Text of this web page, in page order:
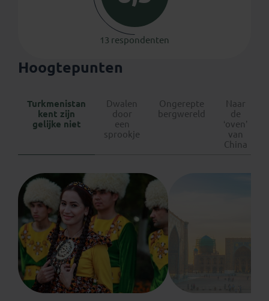
13 respondenten
Hoogtepunten
Turkmenistan
kent zijn
gelijke niet
Dwalen
door
een
sprookje
Ongerepte
bergwereld
Naar
de
‘oven’
van
China